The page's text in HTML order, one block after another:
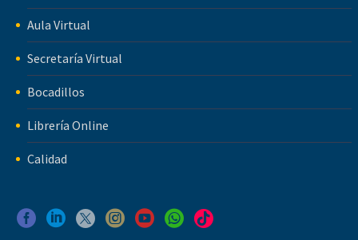
Aula Virtual
Secretaría Virtual
Bocadillos
Librería Online
Calidad